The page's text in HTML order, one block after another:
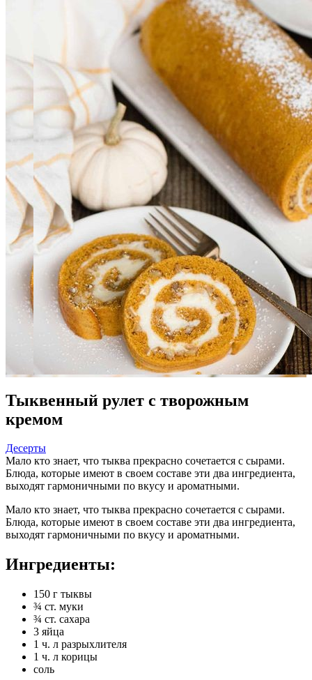
Тыквенный рулет с творожным
кремом
Десерты
Мало кто знает, что тыква прекрасно сочетается с сырами.
Блюда, которые имеют в своем составе эти два ингредиента,
выходят гармоничными по вкусу и ароматными.
Мало кто знает, что тыква прекрасно сочетается с сырами.
Блюда, которые имеют в своем составе эти два ингредиента,
выходят гармоничными по вкусу и ароматными.
Ингредиенты:
150 г тыквы
¾ ст. муки
¾ ст. сахара
3 яйца
1 ч. л разрыхлителя
1 ч. л корицы
соль